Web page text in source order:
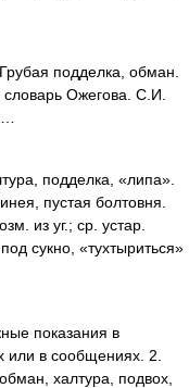
подделка, обман.
Ожегова. С.И.
подделка, «липа».
пустая болтовня.
из уг.; ср. устар.
сукно, «тухтыриться»
показания в
или в сообщениях. 2.
халтура, подвох,